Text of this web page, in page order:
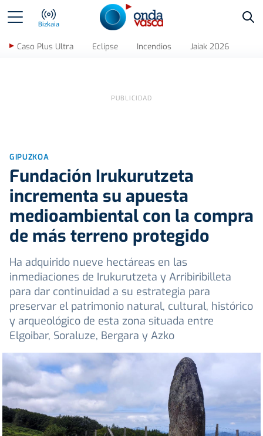
Bizkaia
Caso Plus Ultra Eclipse Incendios Jaiak 2026
GIPUZKOA
Fundación Irukurutzeta
incrementa su apuesta
medioambiental con la compra
de más terreno protegido
Ha adquirido nueve hectáreas en las
inmediaciones de Irukurutzeta y Arribiribilleta
para dar continuidad a su estrategia para
preservar el patrimonio natural, cultural, histórico
y arqueológico de esta zona situada entre
Elgoibar, Soraluze, Bergara y Azko